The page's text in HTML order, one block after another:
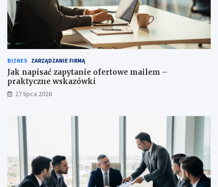
BIZNES ZARZĄDZANIE FIRMĄ
Jak napisać zapytanie ofertowe mailem –
praktyczne wskazówki
27 lipca 2026